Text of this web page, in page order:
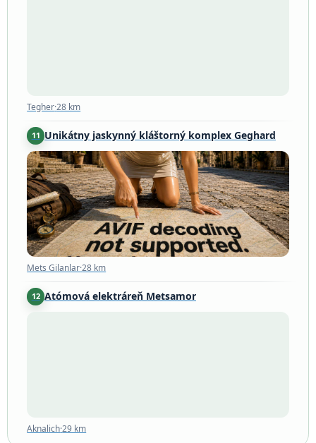
Tegher·28 km
11 Unikátny jaskynný kláštorný komplex Geghard
Mets Gilanlar·28 km
Mets Gilanlar·28 km
12 Atómová elektráreň Metsamor
Aknalich·29 km